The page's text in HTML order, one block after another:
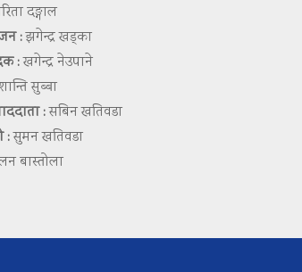
दङ्गाल
:झगेन्द्र खड्का
:खगेन्द्र नेउपाने
सुब्बा
:सबिन खतिवडा
:सुमन खतिवडा
बास्तोला